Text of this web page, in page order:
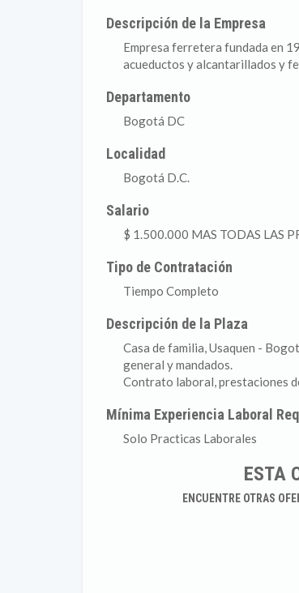
Descripción de la Empresa
Empresa ferretera fundada en
acueductos y alcantarillados y
Departamento
Bogotá DC
Localidad
Bogotá D.C.
Salario
$ 1.500.000 MAS TODAS LAS
Tipo de Contratación
Tiempo Completo
Descripción de la Plaza
Casa de familia, Usaquen -
general y mandados.
Contrato laboral, prestaciones
Mínima Experiencia Laboral
Solo Practicas Laborales
ESTA
ENCUENTRE OTRAS